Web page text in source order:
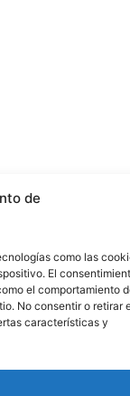
de
como las
El
el comportamiento
No consentir o retirar
características y